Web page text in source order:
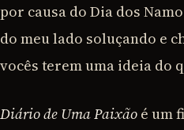
por causa do Dia dos
do meu lado soluçando e
vocês terem uma ideia do
Diário de Uma Paixão é um